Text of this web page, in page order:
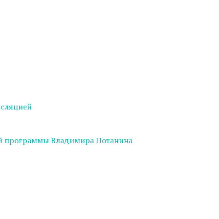
программы Владимира Потанина